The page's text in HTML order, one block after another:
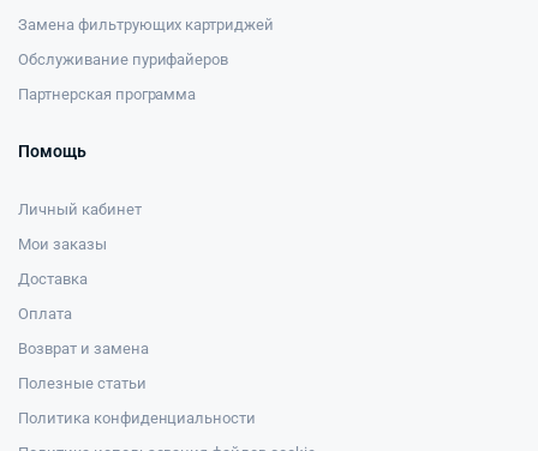
Замена фильтрующих картриджей
Обслуживание пурифайеров
Партнерская программа
Помощь
Личный кабинет
Мои заказы
Доставка
Оплата
Возврат и замена
Полезные статьи
Политика конфиденциальности